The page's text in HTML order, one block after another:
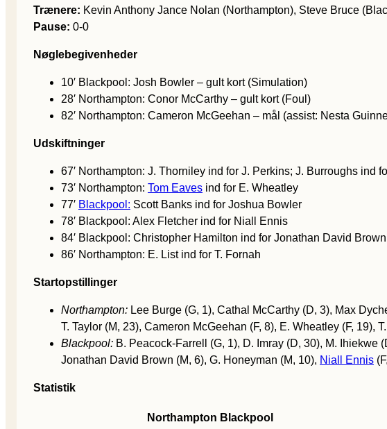
Trænere: Kevin Anthony Jance Nolan (Northampton), Steve Bruce
Pause: 0-0
Nøglebegivenheder
10′ Blackpool: Josh Bowler – gult kort (Simulation)
28′ Northampton: Conor McCarthy – gult kort (Foul)
82′ Northampton: Cameron McGeehan – mål (assist: Nesta
Udskiftninger
67′ Northampton: J. Thorniley ind for J. Perkins; J. Burroughs ind
73′ Northampton: Tom Eaves ind for E. Wheatley
77′ Blackpool: Scott Banks ind for Joshua Bowler
78′ Blackpool: Alex Fletcher ind for Niall Ennis
84′ Blackpool: Christopher Hamilton ind for Jonathan David
86′ Northampton: E. List ind for T. Fornah
Startopstillinger
Northampton: Lee Burge (G, 1), Cathal McCarthy (D, 3), Max
T. Taylor (M, 23), Cameron McGeehan (F, 8), E. Wheatley (F, 19),
Blackpool: B. Peacock-Farrell (G, 1), D. Imray (D, 30), M. Ihiekwe
Jonathan David Brown (M, 6), G. Honeyman (M, 10), Niall Ennis
Statistik
Northampton Blackpool